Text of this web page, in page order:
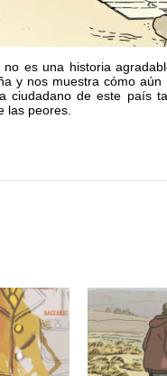
no es una historia
y nos muestra cómo
ciudadano de este país
las peores.